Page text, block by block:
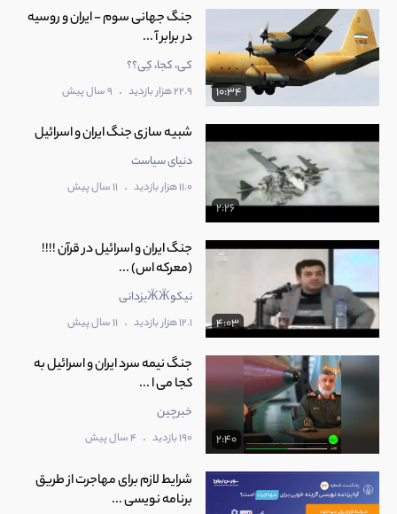
10:34
جنگ جهانی سوم - ایران و روسیه
در برابر آ ...
کی، کجا، کِی؟؟
22.9 هزار بازدید . 9 سال پیش
2:26
شبیه سازی جنگ ایران و اسرائیل
دنیای سیاست
11.0 هزار بازدید . 11 سال پیش
4:03
جنگ ایران و اسرائیل در قرآن !!!!
(معرکه اس) ...
نیکوӜӜیزدانی
12.1 هزار بازدید . 11 سال پیش
2:40
جنگ نیمه سرد ایران و اسرائیل به
کجا می ا ...
خبرچین
190 بازدید . 4 سال پیش
شرایط لازم برای مهاجرت از طریق
برنامه نویسی ...